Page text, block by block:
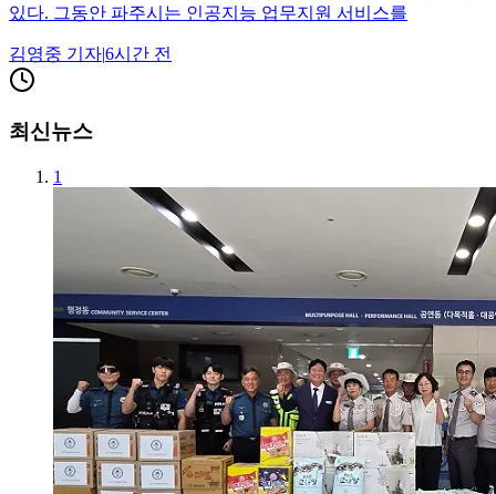
있다. 그동안 파주시는 인공지능 업무지원 서비스를
김영중 기자|6시간 전
최신뉴스
1